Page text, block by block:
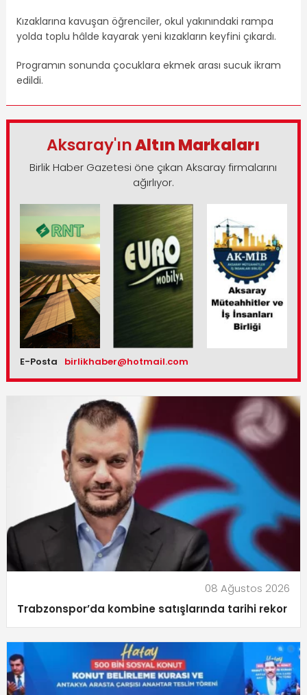
Kızaklarına kavuşan öğrenciler, okul yakınındaki rampa
yolda toplu hâlde kayarak yeni kızakların keyfini çıkardı.
Programın sonunda çocuklara ekmek arası sucuk ikram
edildi.
Aksaray'ınAltın Markaları
Birlik Haber Gazetesi öne çıkan Aksaray firmalarını
ağırlıyor.
E-Posta birlikhaber@hotmail.com
08 Ağustos 2026
Trabzonspor’da kombine satışlarında tarihi rekor